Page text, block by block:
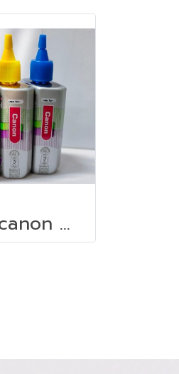
หมึกเติม canon ONLY ONE